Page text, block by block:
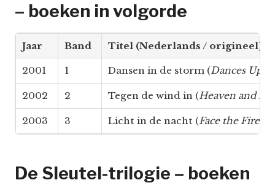
– boeken in volgorde
Jaar Band Titel (Nederlands / origineel)
2001 1 Dansen in de storm (Dances
2002 2 Tegen de wind in (Heaven and
2003 3 Licht in de nacht (Face the Fire
De Sleutel-trilogie – boeken